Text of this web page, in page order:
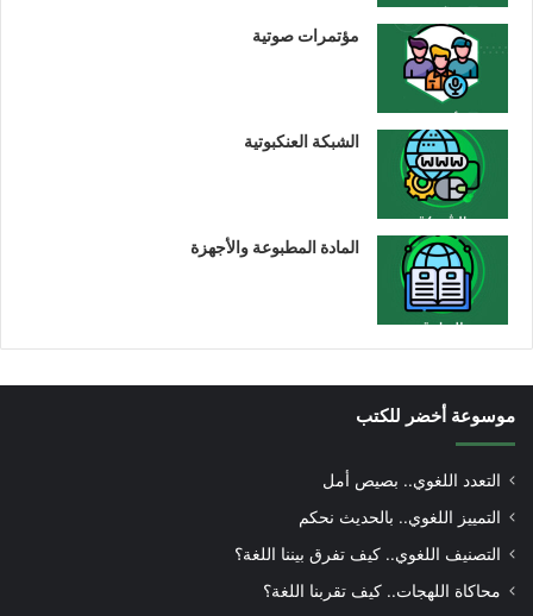
مؤتمرات صوتية
الشبكة العنكبوتية
المادة المطبوعة والأجهزة
موسوعة أخضر للكتب
التعدد اللغوي.. بصيص أمل
التمييز اللغوي.. بالحديث نحكم
التصنيف اللغوي.. كيف تفرق بيننا اللغة؟
محاكاة اللهجات.. كيف تقربنا اللغة؟